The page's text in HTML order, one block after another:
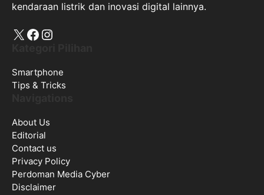
kendaraan listrik dan inovasi digital lainnya.
X Facebook
Instagram
Smartphone
Tips & Tricks
About Us
Editorial
Contact us
Privacy Policy
Perdoman Media Cyber
Disclaimer